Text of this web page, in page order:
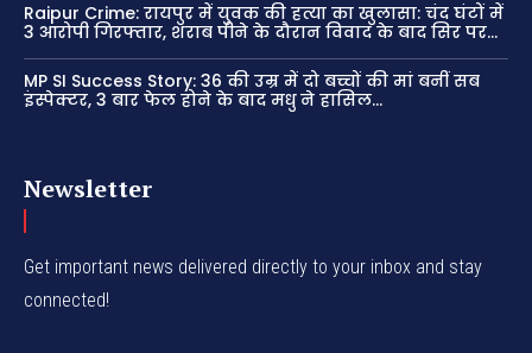
Raipur Crime: रायपुर में युवक की हत्या का खुलासा: चंद घंटों में
3 आरोपी गिरफ्तार, शराब पीने के दौरान विवाद के बाद सिर पर...
MP SI Success Story: 36 की उम्र में दो बच्चों की मां बनीं सब
इंस्पेक्टर, 3 बार फेल होने के बाद मधु ने हासिल...
Newsletter
Get important news delivered directly to your inbox and stay
connected!